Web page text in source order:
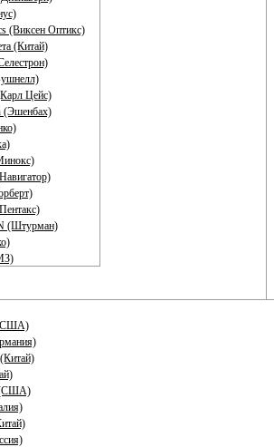
(Виксен Оптикс)
(Китай)
Цейс)
(Эшенбах)
(Штурман)
(США)
(США)